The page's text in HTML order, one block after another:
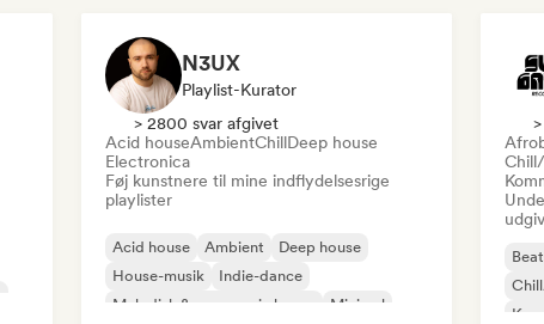
N3UX
Playlist-Kurator
> 2800 svar afgivet
Acid houseAmbientChillDeep house
Electronica
Føj kunstnere til mine indflydelsesrige
playlister
Acid house Ambient
Deep house
House-musik
Indie-dance
Melodisk & progressiv house
Minimal